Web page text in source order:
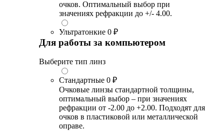
очков. Оптимальный выбор при
значениях рефракции до +/- 4.00.
Ультратонкие 0 ₽
Для работы за компьютером
Выберите тип линз
Стандартные 0 ₽
Очковые линзы стандартной толщины,
оптимальный выбор – при значениях
рефракции от -2.00 до +2.00. Подходят для
очков в пластиковой или металлической
оправе.